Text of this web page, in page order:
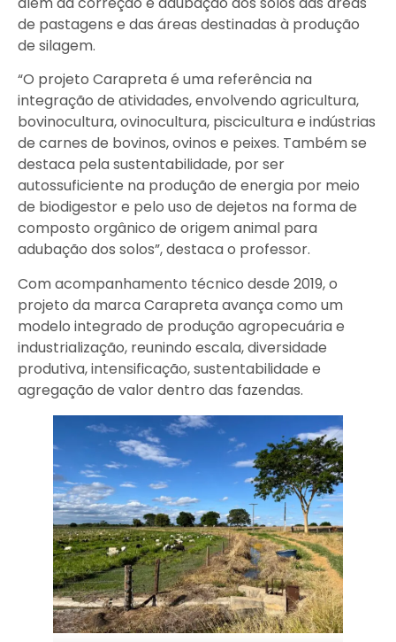
de pastagens e das áreas destinadas à produção
de silagem.
“O projeto Carapreta é uma referência na
integração de atividades, envolvendo agricultura,
bovinocultura, ovinocultura, piscicultura e indústrias
de carnes de bovinos, ovinos e peixes. Também se
destaca pela sustentabilidade, por ser
autossuficiente na produção de energia por meio
de biodigestor e pelo uso de dejetos na forma de
composto orgânico de origem animal para
adubação dos solos”, destaca o professor.
Com acompanhamento técnico desde 2019, o
projeto da marca Carapreta avança como um
modelo integrado de produção agropecuária e
industrialização, reunindo escala, diversidade
produtiva, intensificação, sustentabilidade e
agregação de valor dentro das fazendas.